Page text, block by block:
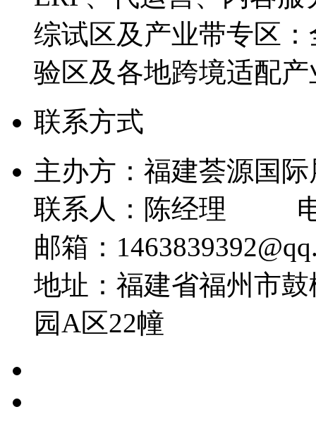
综试区及产业带专区
验区及各地跨境适配
联系方式
主办方：福建荟源国
联系人：陈经理 电
邮箱：
地址：福建省福州市
园A区22幢